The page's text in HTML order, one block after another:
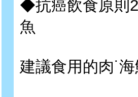
◆抗癌飲食原則
魚
建議食用的肉˙